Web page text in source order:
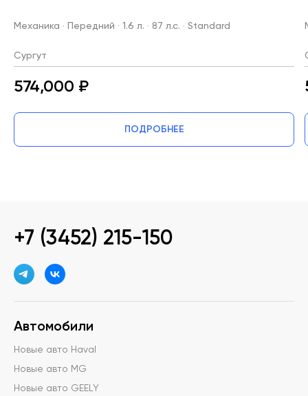
Механика · Передний · 1.6 л. · 87 л.с. · Standard
Сургут
574,000 ₽
ПОДРОБНЕЕ
+7 (3452) 215-150
Автомобили
Новые авто Haval
Новые авто MG
Новые авто GEELY